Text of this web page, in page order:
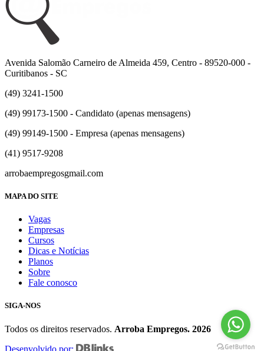
Avenida Salomão Carneiro de Almeida 459, Centro - 89520-000 -
Curitibanos - SC
(49) 3241-1500
(49) 99173-1500 - Candidato (apenas mensagens)
(49) 99149-1500 - Empresa (apenas mensagens)
(41) 9517-9208
arrobaempregosgmail.com
MAPA DO SITE
Vagas
Empresas
Cursos
Dicas e Notícias
Planos
Sobre
Fale conosco
SIGA-NOS
Todos os direitos reservados. Arroba Empregos. 2026
Desenvolvido por: